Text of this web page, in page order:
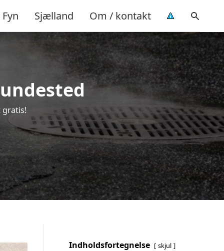
Fyn Sjælland Om / kontakt
gratis!
Indholdsfortegnelse skjul